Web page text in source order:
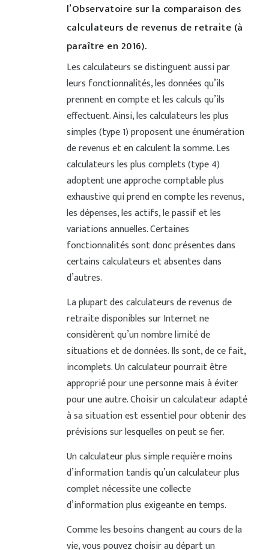
l’Observatoire sur la comparaison des
calculateurs de revenus de retraite (à
paraître en 2016).
Les calculateurs se distinguent aussi par
leurs fonctionnalités, les données qu’ils
prennent en compte et les calculs qu’ils
effectuent. Ainsi, les calculateurs les plus
simples (type 1) proposent une énumération
de revenus et en calculent la somme. Les
calculateurs les plus complets (type 4)
adoptent une approche comptable plus
exhaustive qui prend en compte les revenus,
les dépenses, les actifs, le passif et les
variations annuelles. Certaines
fonctionnalités sont donc présentes dans
certains calculateurs et absentes dans
d’autres.
La plupart des calculateurs de revenus de
retraite disponibles sur Internet ne
considèrent qu’un nombre limité de
situations et de données. Ils sont, de ce fait,
incomplets. Un calculateur pourrait être
approprié pour une personne mais à éviter
pour une autre. Choisir un calculateur adapté
à sa situation est essentiel pour obtenir des
prévisions sur lesquelles on peut se fier.
Un calculateur plus simple requière moins
d’information tandis qu’un calculateur plus
complet nécessite une collecte
d’information plus exigeante en temps.
Comme les besoins changent au cours de la
vie, vous pouvez choisir au départ un